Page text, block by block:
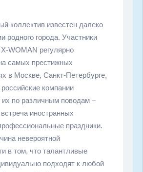
коллектив известен далеко
родного города. Участники
WOMAN регулярно
самых престижных
в Москве, Санкт-Петербурге,
компании
их по различным поводам –
иностранных
праздники.
невероятной
в том, что талантливые
подходят к любой